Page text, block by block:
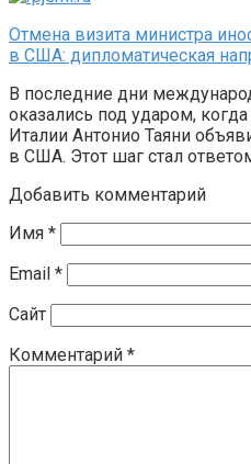
Отмена визита министра
в США: дипломатическая
В последние дни
оказались под ударом,
Италии Антонио Таяни
в США. Этот шаг стал
Добавить комментарий
Имя *
Email *
Сайт
Комментарий *